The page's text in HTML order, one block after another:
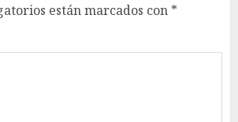
están marcados con *